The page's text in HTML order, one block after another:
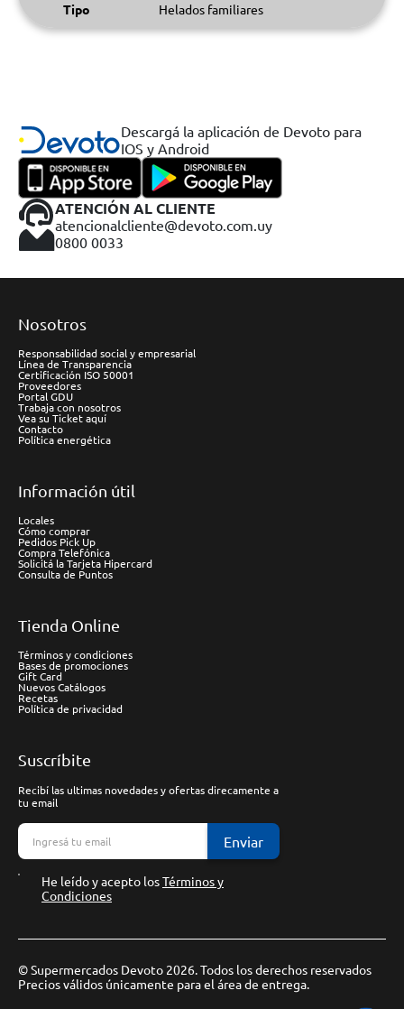
Tipo Helados familiares
Descargá la aplicación de Devoto para
IOS y Android
ATENCIÓN AL CLIENTE
atencionalcliente@devoto.com.uy
0800 0033
Nosotros
Responsabilidad social y empresarial
Línea de Transparencia
Certificación ISO 50001
Proveedores
Portal GDU
Trabaja con nosotros
Vea su Ticket aquí
Contacto
Política energética
Información útil
Locales
Cómo comprar
Pedidos Pick Up
Compra Telefónica
Solicitá la Tarjeta Hipercard
Consulta de Puntos
Tienda Online
Términos y condiciones
Bases de promociones
Gift Card
Nuevos Catálogos
Recetas
Política de privacidad
Suscríbite
Recibí las ultimas novedades y ofertas direcamente a
tu email
Enviar
He leído y acepto losTérminos y
Condiciones
© Supermercados Devoto 2026. Todos los derechos reservados
Precios válidos únicamente para el área de entrega.